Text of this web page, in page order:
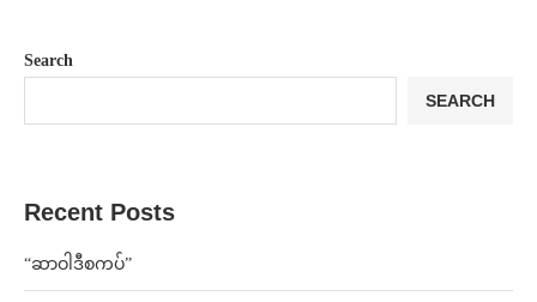
Search
SEARCH
Recent Posts
“ဆာဝါဒီစကပ်”